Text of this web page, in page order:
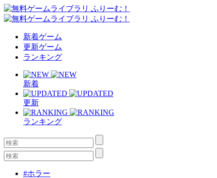
新着ゲーム
更新ゲーム
ランキング
新着
更新
ランキング
#ホラー